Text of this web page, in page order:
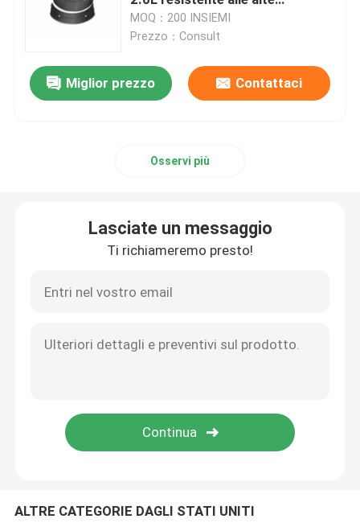
Cuscinetto principale dell'albero a gomito
Cuscinetto principale dell'auto
cuscinetto del reattore diesel
Cuscinetto del motore
Fasce elastiche del motore
serie di fasce elastiche
temperature
MOQ：200 INSIEMI
Prezzo：Consult
Miglior prezzo Contattaci
Osservi più
Lasciate un messaggio
Ti richiameremo presto!
ALTRE CATEGORIE DAGLI STATI UNITI